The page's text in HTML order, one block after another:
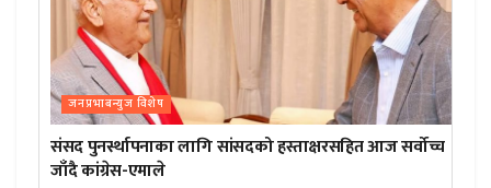
जनप्रभाबन्युज विशेष
संसद पुनर्स्थापनाका लागि सांसदको हस्ताक्षरसहित आज सर्वोच्च
जाँदै कांग्रेस-एमाले